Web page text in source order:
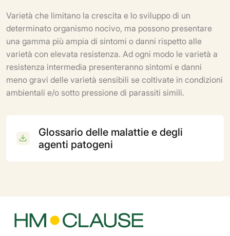
Varietà che limitano la crescita e lo sviluppo di un
determinato organismo nocivo, ma possono presentare
una gamma più ampia di sintomi o danni rispetto alle
varietà con elevata resistenza. Ad ogni modo le varietà a
resistenza intermedia presenteranno sintomi e danni
meno gravi delle varietà sensibili se coltivate in condizioni
ambientali e/o sotto pressione di parassiti simili.
Glossario delle malattie e degli
agenti patogeni